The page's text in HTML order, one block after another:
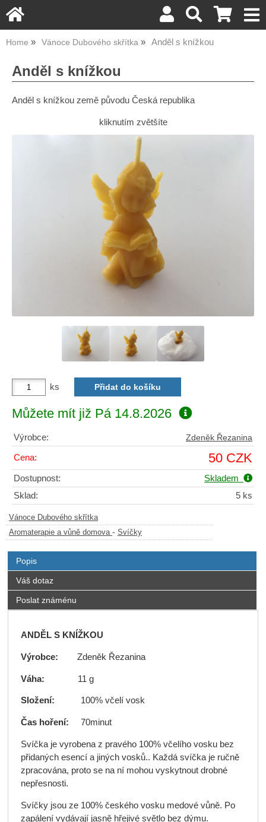
Home Vánoce Dubového skřítka Anděl s knížkou
Anděl s knížkou
Anděl s knížkou země původu Česká republika
kliknutím zvětšíte
ks
Můžete mít již Pá 14.8.2026
Výrobce: Zdeněk Řezanina
Cena: 50 CZK
Dostupnost:
Skladem
Sklad:
5 ks
Vánoce Dubového skřítka
Aromaterapie a vůně domova - Svíčky
Popis
Váš dotaz
Poslat známénu
ANDĚL S KNÍŽKOU
Výrobce: Zdeněk Řezanina
Váha: 11 g
Složení: 100% včelí vosk
Čas hoření: 70minut
Svíčka je vyrobena z pravého 100% včelího vosku bez
přidaných esencí a jiných vosků.. Každá svíčka je ručně
zpracována, proto se na ní mohou vyskytnout drobné
nepřesnosti.
Svíčky jsou ze 100% českého vosku medové vůně. Po
zapálení vydávají jasně hřejivé světlo bez dýmu.